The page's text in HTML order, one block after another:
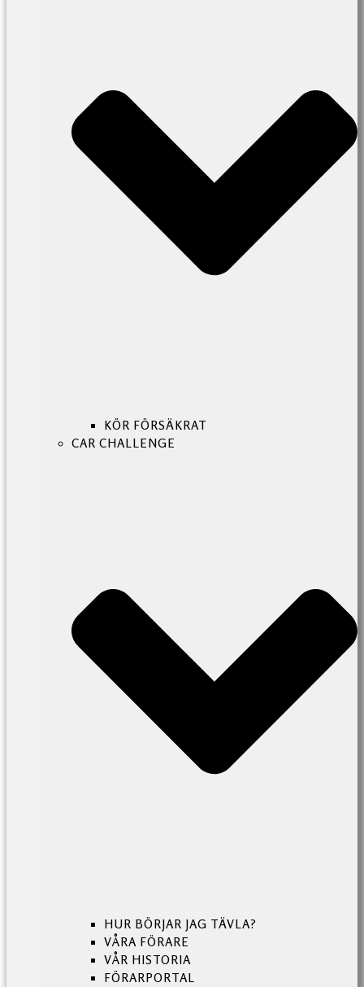
KÖR FÖRSÄKRAT
CAR CHALLENGE
HUR BÖRJAR JAG TÄVLA?
VÅRA FÖRARE
VÅR HISTORIA
FÖRARPORTAL